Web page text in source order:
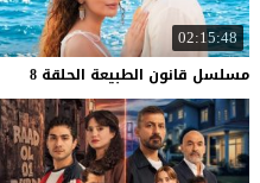
02:15:48
مسلسل قانون الطبيعة الحلقة 8